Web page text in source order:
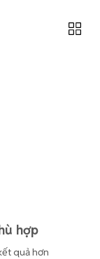
hợp
quả hơn